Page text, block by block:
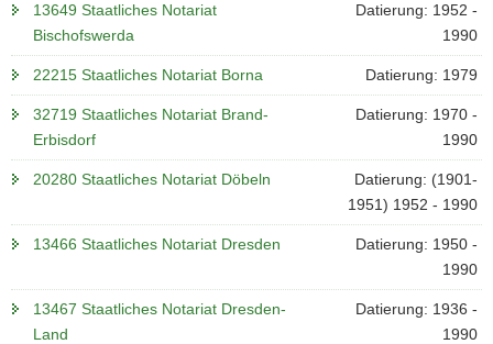
13649 Staatliches Notariat
Bischofswerda
Datierung: 1952 -
1990
22215 Staatliches Notariat Borna Datierung: 1979
32719 Staatliches Notariat Brand-
Erbisdorf
Datierung: 1970 -
1990
20280 Staatliches Notariat Döbeln
Datierung: (1901-
1951) 1952 - 1990
13466 Staatliches Notariat Dresden
Datierung: 1950 -
1990
13467 Staatliches Notariat Dresden-
Land
Datierung: 1936 -
1990